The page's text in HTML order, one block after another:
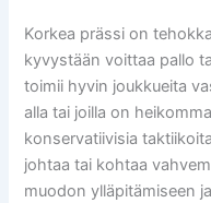
Korkea prässi on
kyvystään voittaa pallo
toimii hyvin joukkueita
alla tai joilla on
konservatiivisia
johtaa tai kohtaa
muodon ylläpitämiseen